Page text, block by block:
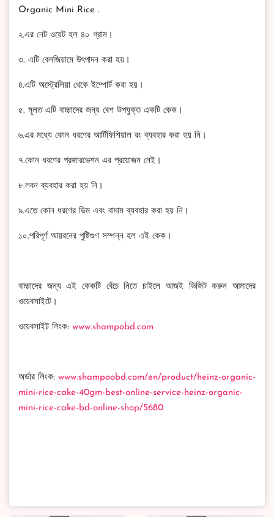
Organic Mini Rice .
২.এর নেট ওয়েট হল ৪০ গ্রাম।
৩. এটি বেলজিয়ামে উৎপাদন করা হয়।
৪.এটি অস্ট্রেলিয়া থেকে ইম্পোর্ট করা হয়।
৫. মূলত এটি বাচ্চাদের জন্য বেশ উপযুক্ত একটি কেক।
৬.এর মধ্যে কোন ধরণের আর্টিফিশিয়াল রং ব্যবহার করা হয় নি।
৭.কোন ধরণের প্রজারভেশন এর প্রয়োজন নেই।
৮.লবন ব্যবহার করা হয় নি।
৯.এতে কোন ধরণের ডিম এবং বাদাম ব্যবহার করা হয় নি।
১০.পরিপূর্ণ আয়রনের পুষ্টিগুণ সম্পন্ন হল এই কেক।
বাচ্চাদের জন্য এই কেকটি বেঁচে নিতে চাইলে আজই ভিজিট করুন আমাদের
ওয়েবসাইটে।
ওয়েবসাইট লিংক: www.shampobd.com
অর্ডার লিংক: www.shampoobd.com/en/product/heinz-organic-
mini-rice-cake-40gm-best-online-service-heinz-organic-
mini-rice-cake-bd-online-shop/5680